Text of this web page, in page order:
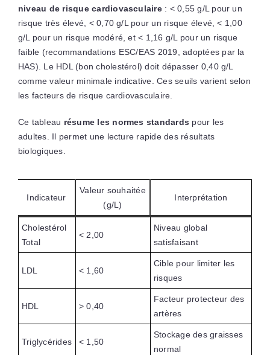
niveau de risque cardiovasculaire: < 0,55 g/L pour un
risque très élevé, < 0,70 g/L pour un risque élevé, < 1,00
g/L pour un risque modéré, et < 1,16 g/L pour un risque
faible (recommandations ESC/EAS 2019, adoptées par la
HAS). Le HDL (bon cholestérol) doit dépasser 0,40 g/L
comme valeur minimale indicative. Ces seuils varient selon
les facteurs de risque cardiovasculaire.
Ce tableau résume les normes standards pour les
adultes. Il permet une lecture rapide des résultats
biologiques.
Indicateur
Valeur souhaitée
(g/L)
Interprétation
Cholestérol
Total
< 2,00
Niveau global
satisfaisant
LDL < 1,60
Cible pour limiter les
risques
HDL > 0,40
Facteur protecteur des
artères
Triglycérides < 1,50
Stockage des graisses
normal